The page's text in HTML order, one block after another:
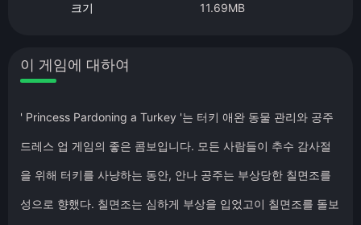
크기
11.69MB
이 게임에 대하여
' Princess Pardoning a Turkey '는 터키 애완 동물 관리와 공주
드레스 업 게임의 좋은 콤보입니다. 모든 사람들이 추수 감사절
을 위해 터키를 사냥하는 동안, 안나 공주는 부상당한 칠면조를
성으로 향했다. 칠면조는 심하게 부상을 입었고이 칠면조를 돌보